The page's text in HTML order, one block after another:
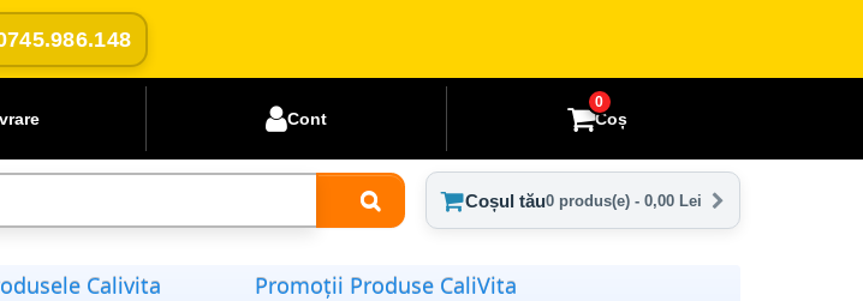
Cont
0
Coș
Coșul tău0 produs(e) - 0,00 Lei
Calivita
Promoții Produse CaliVita